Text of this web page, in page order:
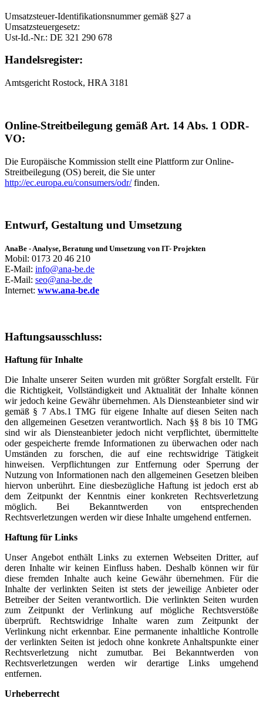
Umsatzsteuer-Identifikationsnummer gemäß §27 a
Umsatzsteuergesetz:
Ust-Id.-Nr.: DE 321 290 678
Handelsregister:
Amtsgericht Rostock, HRA 3181
Online-Streitbeilegung gemäß Art. 14 Abs. 1 ODR-
VO:
Die Europäische Kommission stellt eine Plattform zur Online-
Streitbeilegung (OS) bereit, die Sie unter
http://ec.europa.eu/consumers/odr/finden.
Entwurf, Gestaltung und Umsetzung
AnaBe - Analyse, Beratung und Umsetzung von IT- Projekten
Mobil: 0173 20 46 210
E-Mail: info@ana-be.de
E-Mail: seo@ana-be.de
Internet: www.ana-be.de
Haftungsausschluss:
Haftung für Inhalte
Die Inhalte unserer Seiten wurden mit größter Sorgfalt erstellt. Für
die Richtigkeit, Vollständigkeit und Aktualität der Inhalte können
wir jedoch keine Gewähr übernehmen. Als Diensteanbieter sind wir
gemäß § 7 Abs.1 TMG für eigene Inhalte auf diesen Seiten nach
den allgemeinen Gesetzen verantwortlich. Nach §§ 8 bis 10 TMG
sind wir als Diensteanbieter jedoch nicht verpflichtet, übermittelte
oder gespeicherte fremde Informationen zu überwachen oder nach
Umständen zu forschen, die auf eine rechtswidrige Tätigkeit
hinweisen. Verpflichtungen zur Entfernung oder Sperrung der
Nutzung von Informationen nach den allgemeinen Gesetzen bleiben
hiervon unberührt. Eine diesbezügliche Haftung ist jedoch erst ab
dem Zeitpunkt der Kenntnis einer konkreten Rechtsverletzung
möglich. Bei Bekanntwerden von entsprechenden
Rechtsverletzungen werden wir diese Inhalte umgehend entfernen.
Haftung für Links
Unser Angebot enthält Links zu externen Webseiten Dritter, auf
deren Inhalte wir keinen Einfluss haben. Deshalb können wir für
diese fremden Inhalte auch keine Gewähr übernehmen. Für die
Inhalte der verlinkten Seiten ist stets der jeweilige Anbieter oder
Betreiber der Seiten verantwortlich. Die verlinkten Seiten wurden
zum Zeitpunkt der Verlinkung auf mögliche Rechtsverstöße
überprüft. Rechtswidrige Inhalte waren zum Zeitpunkt der
Verlinkung nicht erkennbar. Eine permanente inhaltliche Kontrolle
der verlinkten Seiten ist jedoch ohne konkrete Anhaltspunkte einer
Rechtsverletzung nicht zumutbar. Bei Bekanntwerden von
Rechtsverletzungen werden wir derartige Links umgehend
entfernen.
Urheberrecht